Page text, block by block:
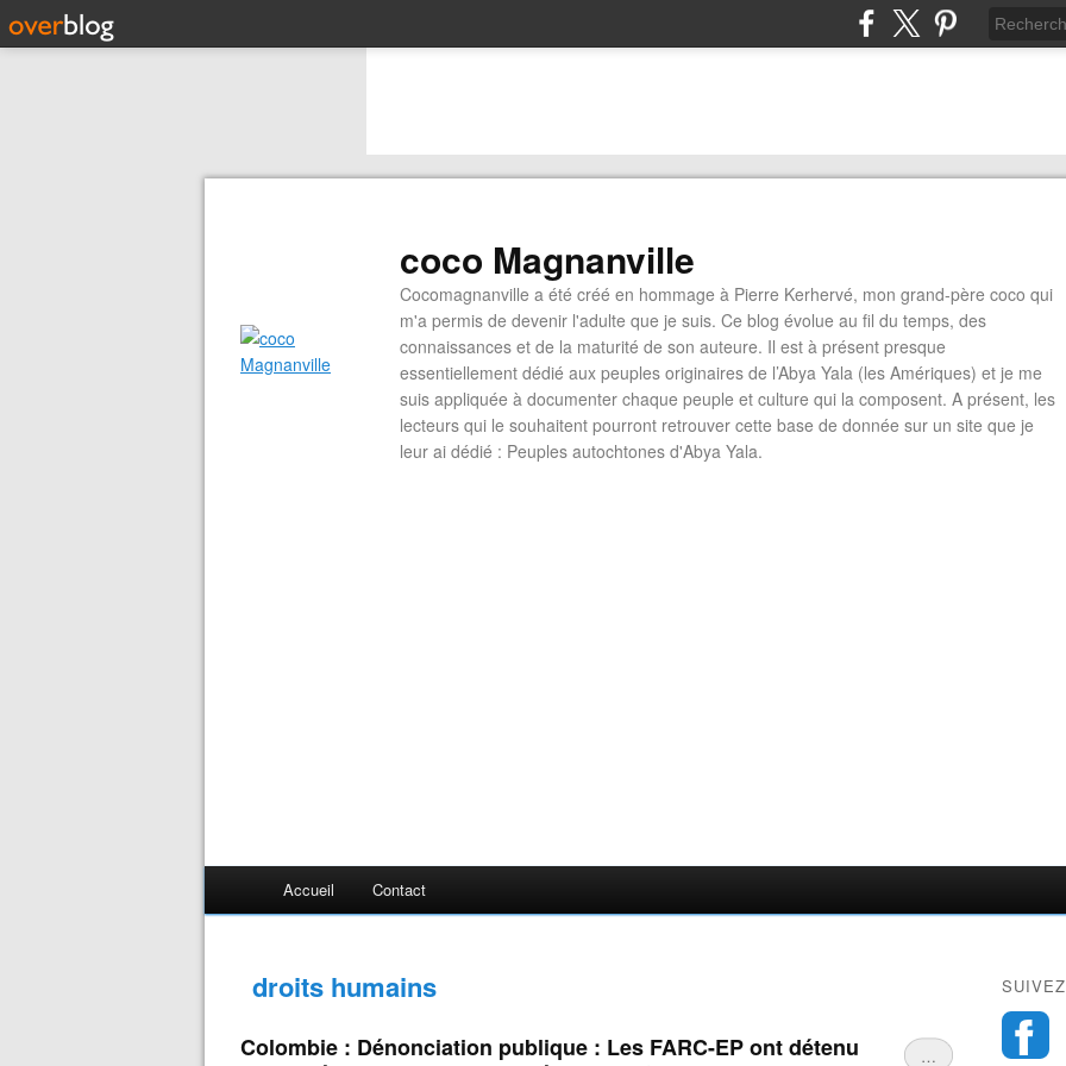
coco Magnanville
Cocomagnanville a été créé en hommage à Pierre Kerhervé, mon grand-père coco qui
m'a permis de devenir l'adulte que je suis. Ce blog évolue au fil du temps, des
connaissances et de la maturité de son auteure. Il est à présent presque
essentiellement dédié aux peuples originaires de l’Abya Yala (les Amériques) et je me
suis appliquée à documenter chaque peuple et culture qui la composent. A présent, les
lecteurs qui le souhaitent pourront retrouver cette base de donnée sur un site que je
leur ai dédié : Peuples autochtones d'Abya Yala.
Accueil Contact
droits humains
…
Colombie : Dénonciation publique : Les FARC-EP ont détenu